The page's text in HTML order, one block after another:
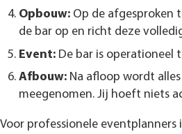
Opbouw: Op de afgesproken
de bar op en richt deze
Event: De bar is operationeel
Afbouw: Na afloop wordt
meegenomen. Jij hoeft niets
Voor professionele